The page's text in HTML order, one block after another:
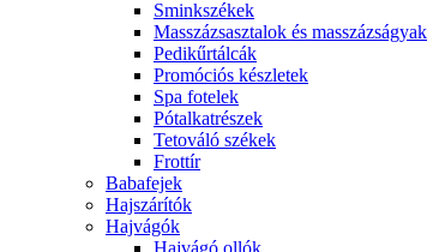
Sminkszékek
Masszázsasztalok és masszázságyak
Pedikűrtálcák
Promóciós készletek
Spa fotelek
Pótalkatrészek
Tetováló székek
Frottír
Babafejek
Hajszárítók
Hajvágók
Hajvágó ollók